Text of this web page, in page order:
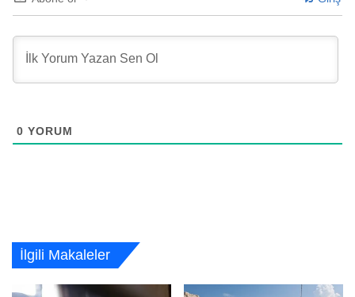
0 YORUM
İlgili Makaleler